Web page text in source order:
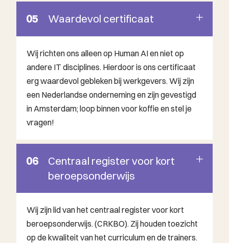
05 Waardevol certificaat
Wij richten ons alleen op Human AI en niet op
andere IT disciplines. Hierdoor is ons certificaat
erg waardevol gebleken bij werkgevers. Wij zijn
een Nederlandse onderneming en zijn gevestigd
in Amsterdam; loop binnen voor koffie en stel je
vragen!
06
Centraal register voor kort
beroepsonderwijs
Wij zijn lid van het centraal register voor kort
beroepsonderwijs. (CRKBO). Zij houden toezicht
op de kwaliteit van het curriculum en de trainers.